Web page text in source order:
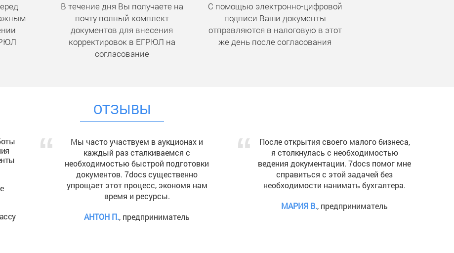
В течение дня Вы получаете на
почту полный комплект
документов для внесения
корректировок в ЕГРЮЛ на
согласование
С помощью электронно-цифровой
подписи Ваши документы
отправляются в налоговую в этот
же день после согласования
ОТЗЫВЫ
Я решила зарегистрировать ИП, чтобы
официально работать на фрилансе.
7docs сделал этот процесс невероятно
простым и понятным.
ЕЛЕНА С., фрилансер
Наша компания регулярно обновляет
организационно-правовую
информацию, и 7docs стал
незаменимым инструментом в этом
процессе. Рекомендуем!
НИКОЛАЙ М., предприниматель